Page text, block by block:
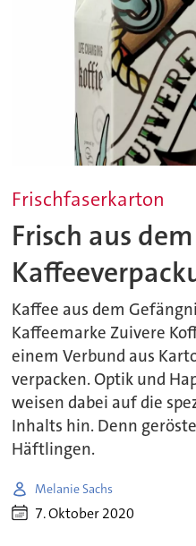
Frischfaserkarton
Frisch aus
Kaffee aus dem
Kaffeemarke Zuivere
einem Verbund aus
verpacken. Optik und
weisen dabei auf die
Inhalts hin. Denn
Häftlingen.
Melanie Sachs
7. Oktober 2020